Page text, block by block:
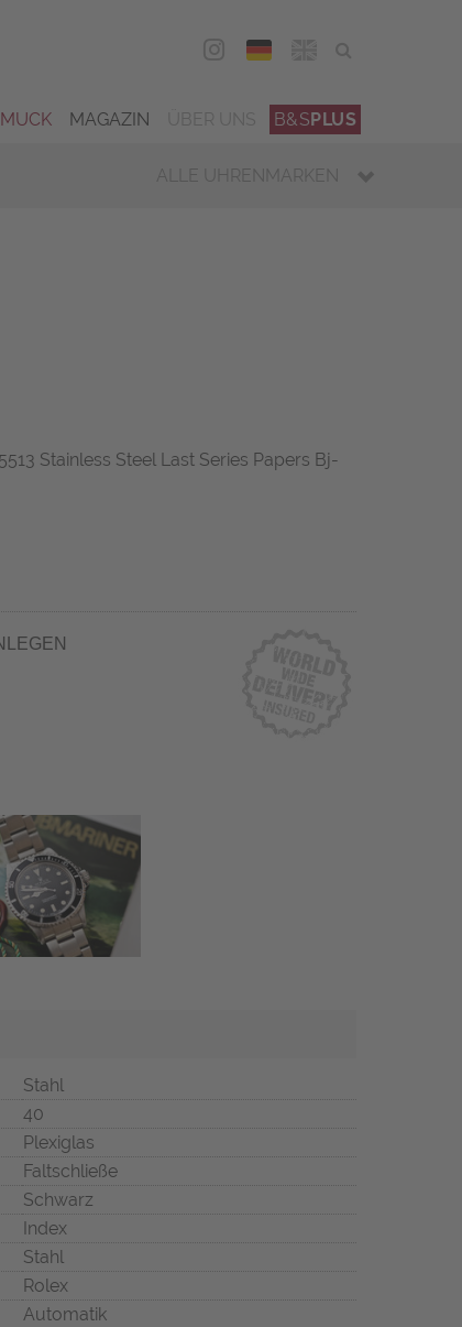
DEU
MAGAZIN B&SPLUS
ALLE UHRENMARKEN
Stainless Steel Last Series Papers Bj-
Stahl
40
Plexiglas
Faltschließe
Schwarz
Index
Stahl
Rolex
Automatik